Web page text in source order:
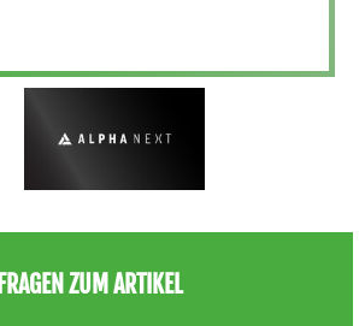
FRAGEN ZUM ARTIKEL